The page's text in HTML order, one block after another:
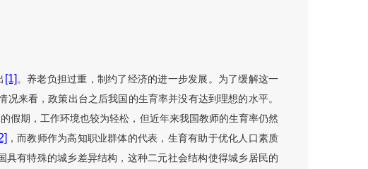
[1]。养老负担过重，制约了经济的进一步发展。为了缓解这一
况来看，政策出台之后我国的生育率并没有达到理想的水平。
假期，工作环境也较为轻松，但近年来我国教师的生育率仍然
，而教师作为高知职业群体的代表，生育有助于优化人口素质
具有特殊的城乡差异结构，这种二元社会结构使得城乡居民的